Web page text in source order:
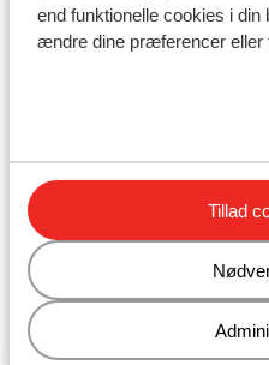
end funktionelle cookies i
ændre dine præferencer
Tillad
Liftkort/skileje/
Undervisning
Andre
Alpes